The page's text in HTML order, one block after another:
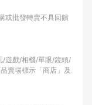
或批發轉賣不具回饋
/遊戲/相機/單眼/鏡頭/
賣場標示「商店」及